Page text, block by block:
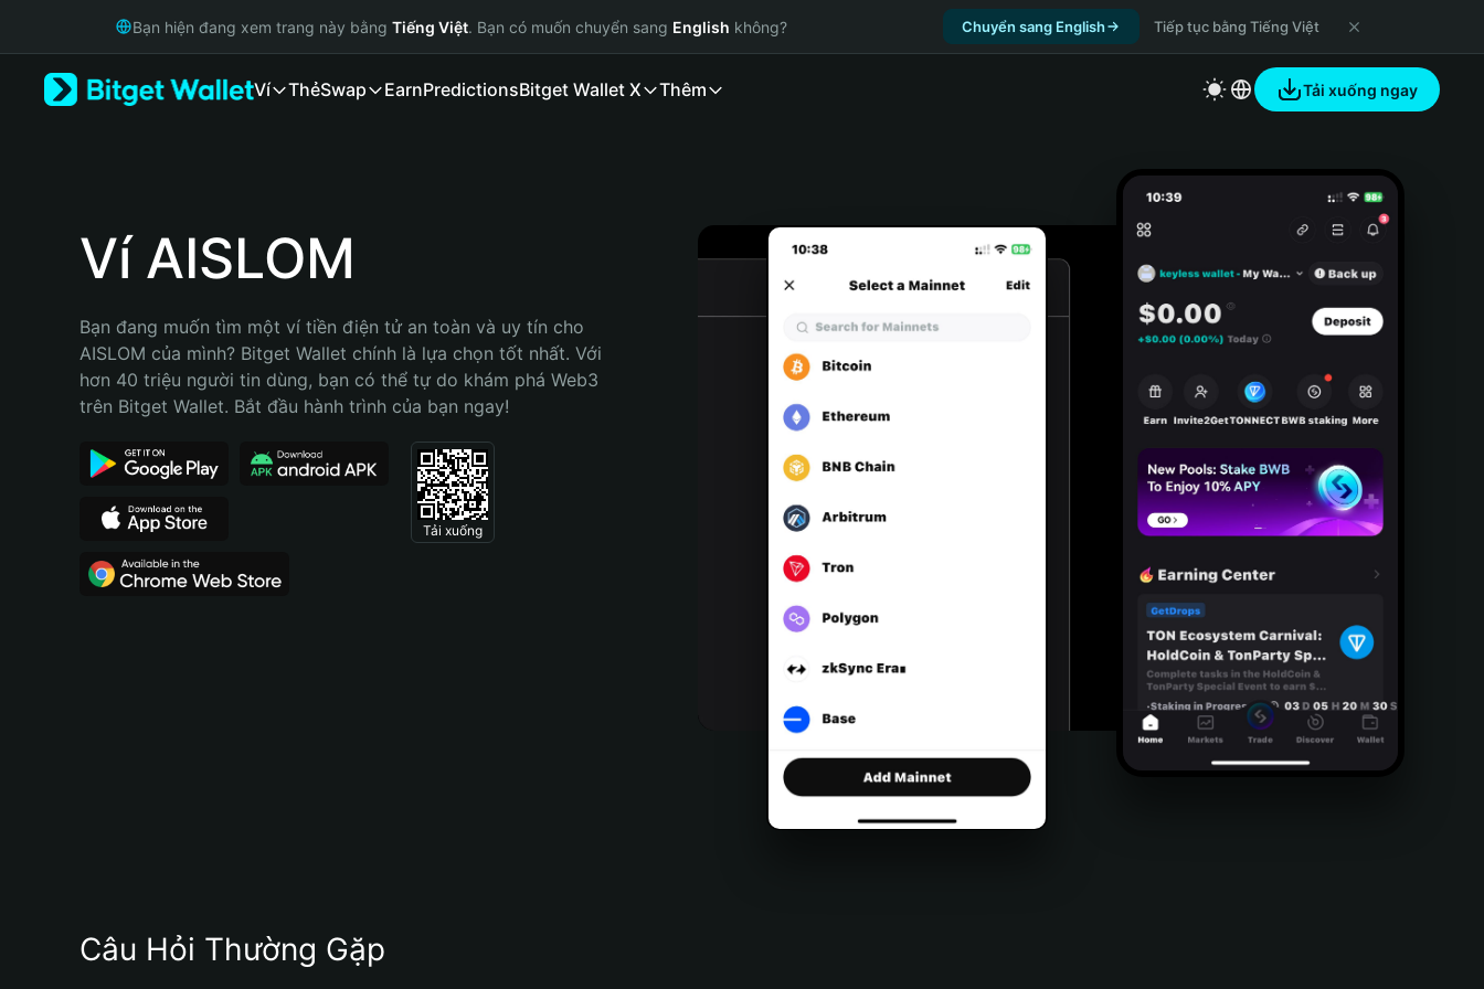
Русский
Bahasa Indonesia
Português (Brasil)
Bạn hiện đang xem trang này bằng Tiếng Việt. Bạn có muốn chuyển sang English không? Chuyển sang English Tiếp tục bằng Tiếng Việt
Ví ThẻSwap EarnPredictionsBitget Wallet X Thêm Tải xuống ngay
Ví AISLOM
Bạn đang muốn tìm một ví tiền điện tử an toàn và uy tín cho
AISLOM của mình? Bitget Wallet chính là lựa chọn tốt nhất. Với
hơn 40 triệu người tin dùng, bạn có thể tự do khám phá Web3
trên Bitget Wallet. Bắt đầu hành trình của bạn ngay!
Tải xuống
Câu Hỏi Thường Gặp